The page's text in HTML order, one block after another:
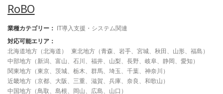
RoBO
業種カテゴリー：
IT導入支援・システム関連
対応可能エリア：
北海道地方（北海道）
東北地方（青森、岩手、宮城、秋田、山形、福島）
中部地方（新潟、富山、石川、福井、山梨、長野、岐阜、静岡、愛知）
関東地方（東京、茨城、栃木、群馬、埼玉、千葉、神奈川）
近畿地方（京都、大阪、三重、滋賀、兵庫、奈良、和歌山）
中国地方（鳥取、島根、岡山、広島、山口）